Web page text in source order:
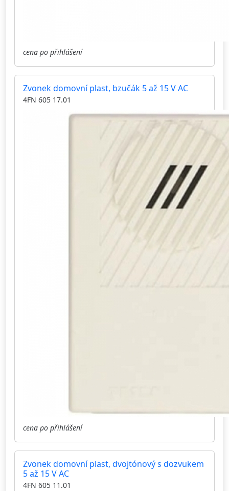
cena po přihlášení
Zvonek domovní plast, bzučák 5 až 15 V AC
4FN 605 17.01
cena po přihlášení
Zvonek domovní plast, dvojtónový s dozvukem
5 až 15 V AC
4FN 605 11.01